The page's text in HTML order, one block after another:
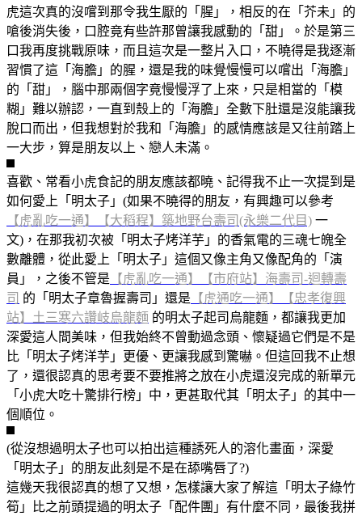
虎這次真的沒嚐到那令我生厭的「腥」，相反的在「芥未」的
嗆後消失後，口腔竟有些許那曾讓我感動的「甜」。於是第三
口我再度挑戰原味，而且這次是一整片入口，不曉得是我逐漸
習慣了這「海膽」的腥，還是我的味覺慢慢可以嚐出「海膽」
的「甜」，腦中那兩個字竟慢慢浮了上來，只是相當的「模
糊」難以辦認，一直到殼上的「海膽」全數下肚還是沒能讓我
脫口而出，但我想對於我和「海膽」的感情應該是又往前踏上
一大步，算是朋友以上、戀人未滿。
喜歡、常看小虎食記的朋友應該都曉、記得我不止一次提到是
如何愛上「明太子」(如果不曉得的朋友，有興趣可以參考
【虎亂吃一通】【大稻程】築地野台壽司(永樂二代目) 一
文)，在那我初次被「明太子烤洋芋」的香氣電的三魂七魄全
數離體，從此愛上「明太子」這個又像主角又像配角的「演
員」，之後不管是 【虎亂吃一通】【市府站】海壽司-迴轉壽
司 的「明太子章魯握壽司」還是 【虎通吃一通】【忠孝復興
站】土三寒六讚岐烏龍麵 的明太子起司烏龍麵，都讓我更加
深愛這人間美味，但我始終不曾動過念頭、懷疑過它們是不是
比「明太子烤洋芋」更優、更讓我感到驚嚇。但這回我不止想
了，還很認真的思考要不要推將之放在小虎還沒完成的新單元
「小虎大吃十驚排行榜」中，更甚取代其「明太子」的其中一
個順位。
(從沒想過明太子也可以拍出這種誘死人的溶化畫面，深愛
「明太子」的朋友此刻是不是在舔嘴唇了?)
這幾天我很認真的想了又想，怎樣讓大家了解這「明太子綠竹
筍」比之前頭提過的明太子「配件團」有什麼不同，最後我拼